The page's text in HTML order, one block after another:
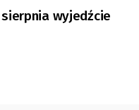
wyjedźcie